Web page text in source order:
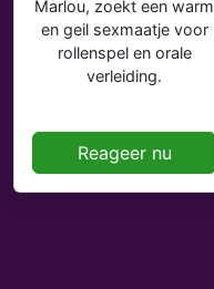
Marlou, zoekt een warm
en geil sexmaatje voor
rollenspel en orale
verleiding.
Reageer nu